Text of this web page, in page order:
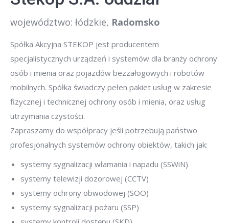
województwo: łódzkie, Radomsko
Spółka Akcyjna STEKOP jest producentem
specjalistycznych urządzeń i systemów dla branży ochrony
osób i mienia oraz pojazdów bezzałogowych i robotów
mobilnych. Spółka świadczy pełen pakiet usług w zakresie
fizycznej i technicznej ochrony osób i mienia, oraz usług
utrzymania czystości.
Zapraszamy do współpracy jeśli potrzebują państwo
profesjonalnych systemów ochrony obiektów, takich jak:
systemy sygnalizacji włamania i napadu (SSWiN)
systemy telewizji dozorowej (CCTV)
systemy ochrony obwodowej (SOO)
systemy sygnalizacji pożaru (SSP)